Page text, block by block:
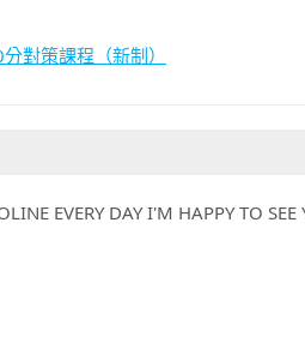
對策課程（新制）
EVERY DAY I'M HAPPY TO SEE